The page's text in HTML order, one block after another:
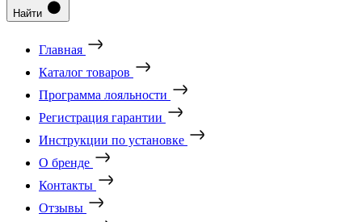
Найти
Главная
Каталог товаров
Программа лояльности
Регистрация гарантии
Инструкции по установке
О бренде
Контакты
Отзывы